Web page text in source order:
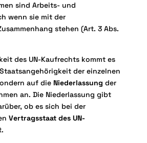
sind Arbeits- und
wenn sie mit der
stehen (Art. 3 Abs.
des UN-Kaufrechts kommt es
der einzelnen
auf die Niederlassung der
an. Die Niederlassung gibt
ob es sich bei der
Vertragsstaat des UN-